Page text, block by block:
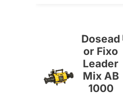
Dosead
or Fixo
Leader
Mix AB
1000